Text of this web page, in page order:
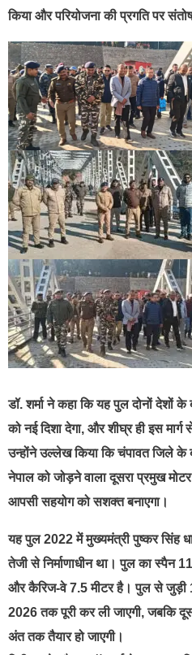
किया और परियोजना की प्रगति पर
डॉ. शर्मा ने कहा कि यह पुल दोनों देशों
को नई दिशा देगा, और शीघ्र ही इस मार्ग
उन्होंने उल्लेख किया कि चंपावत जिले के
नेपाल को जोड़ने वाला दूसरा प्रमुख
आपसी सहयोग को सशक्त बनाएगा।
यह पुल 2022 में मुख्यमंत्री पुष्कर सिंह
तेजी से निर्माणाधीन था। पुल का स्पैन
और कैरिज-वे 7.5 मीटर है। पुल से जुड़ी
2026 तक पूरी कर ली जाएगी, जबकि
अंत तक तैयार हो जाएगी।